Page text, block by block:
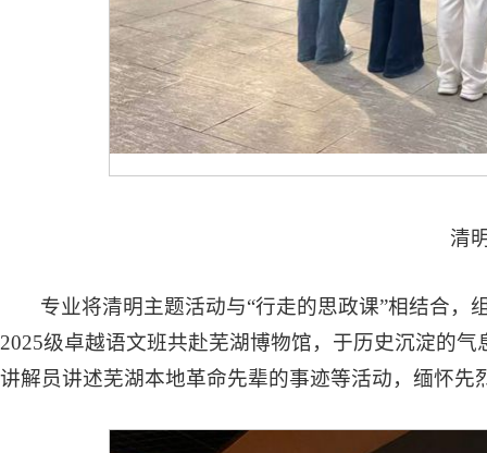
清
专业将清明主题活动与“行走的思政课”相结合
2025级卓越语文班共赴芜湖博物馆，于历史沉淀的
讲解员讲述芜湖本地革命先辈的事迹等活动，缅怀